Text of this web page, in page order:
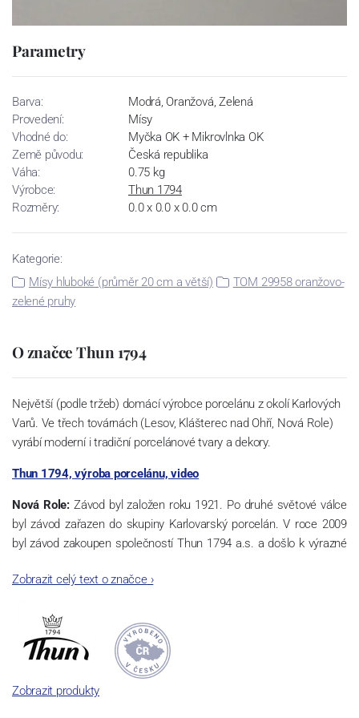
Parametry
Barva:
Modrá, Oranžová, Zelená
Provedení:
Mísy
Vhodné do:
Myčka OK + Mikrovlnka OK
Země původu:
Česká republika
Váha:
0.75 kg
Výrobce:
Thun 1794
Rozměry:
0.0 x 0.0 x 0.0 cm
Kategorie:
Mísy hluboké (průměr 20 cm a větší)
TOM 29958 oranžovo-
zelené pruhy
O značce Thun 1794
Největší (podle tržeb) domácí výrobce porcelánu z okolí Karlových
Varů. Ve třech továrnách (Lesov, Klášterec nad Ohří, Nová Role)
vyrábí moderní i tradiční porcelánové tvary a dekory.
Thun 1794, výroba porcelánu, video
Nová Role: Závod byl založen roku 1921. Po druhé světové válce
byl závod zařazen do skupiny Karlovarský porcelán. V roce 2009
byl závod zakoupen společností Thun 1794 a.s. a došlo k výrazné
společnosti a v jejím areálu jsou umístěny i provoz servis a výroba
a ve své výrobě navazuje na více jak 220-letou tradici výroby
porcelánu. Kapacita tohoto závodu je 3.500 - 4.000 tun ročně,
závod je vybaven moderními technologickými zařízeními -
isostatické lisy, tlakové lití, glazovací komplex, rychlovýpalná pec,
komorová pec, vtavná dekorační pec. Závod nabízí své výrobky jak
Zobrazit celý text o značce›
Zobrazit produkty